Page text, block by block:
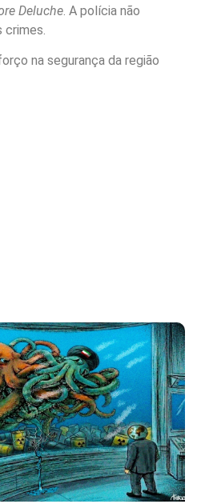
Deluche. A polícia não
crimes.
na segurança da região